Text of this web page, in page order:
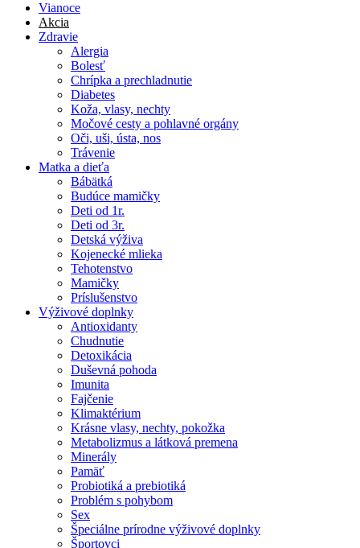
Vianoce
Akcia
Zdravie
Alergia
Bolesť
Chrípka a prechladnutie
Diabetes
Koža, vlasy, nechty
Močové cesty a pohlavné orgány
Oči, uši, ústa, nos
Trávenie
Matka a dieťa
Bábätká
Budúce mamičky
Deti od 1r.
Deti od 3r.
Detská výživa
Kojenecké mlieka
Tehotenstvo
Mamičky
Príslušenstvo
Výživové doplnky
Antioxidanty
Chudnutie
Detoxikácia
Duševná pohoda
Imunita
Fajčenie
Klimaktérium
Krásne vlasy, nechty, pokožka
Metabolizmus a látková premena
Minerály
Pamäť
Probiotiká a prebiotiká
Problém s pohybom
Sex
Špeciálne prírodne výživové doplnky
Športovci